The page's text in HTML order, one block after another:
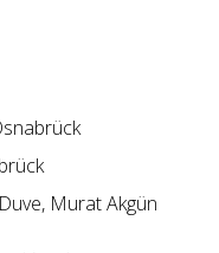
Murat Akgün